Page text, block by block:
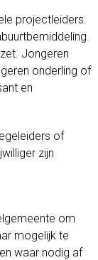
projectleiders.
Jongeren
onderling of
en
of
zijn
om
mogelijk te
waar nodig af